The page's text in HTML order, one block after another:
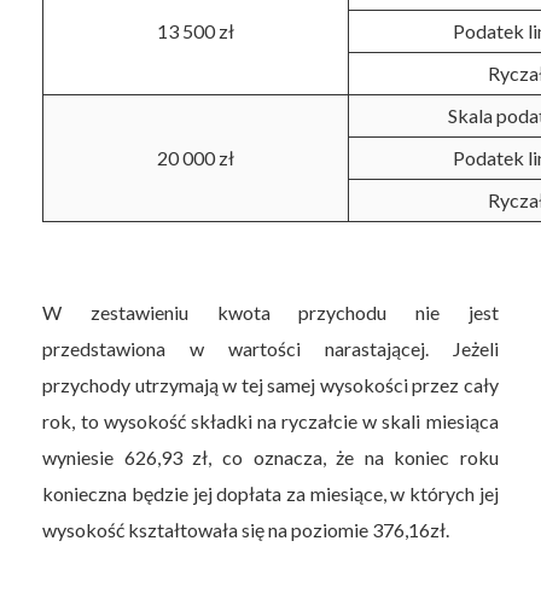
13 500 zł
Podatek
20 000 zł
Skala
Podatek
W zestawieniu kwota przychodu nie jest
przedstawiona w wartości narastającej. Jeżeli
przychody utrzymają w tej samej wysokości przez cały
rok, to wysokość składki na ryczałcie w skali miesiąca
wyniesie 626,93 zł, co oznacza, że na koniec roku
konieczna będzie jej dopłata za miesiące, w których jej
wysokość kształtowała się na poziomie 376,16zł.